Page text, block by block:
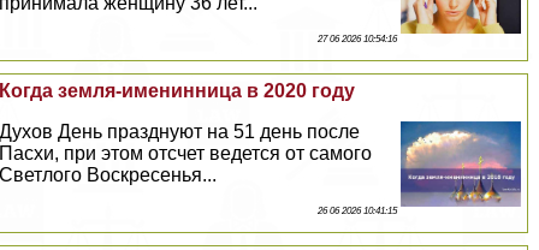
27 06 2026 10:54:16
Когда земля-именинница в 2020 году
Духов День празднуют на 51 день после
Пасхи, при этом отсчет ведется от самого
Светлого Воскресенья...
26 06 2026 10:41:15